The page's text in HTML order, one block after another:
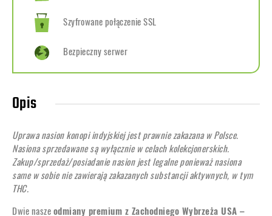
Szyfrowane połączenie SSL
Bezpieczny serwer
Opis
Uprawa nasion konopi indyjskiej jest prawnie zakazana w Polsce.
Nasiona sprzedawane są wyłącznie w celach kolekcjonerskich.
Zakup/sprzedaż/posiadanie nasion jest legalne ponieważ nasiona
same w sobie nie zawierają zakazanych substancji aktywnych, w tym
THC.
Dwie naszeodmiany premium z Zachodniego Wybrzeża USA –